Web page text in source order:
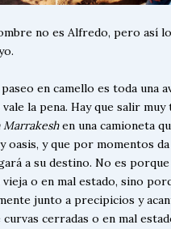
no es Alfredo, pero así
en camello es toda una
la pena. Hay que salir
en una camioneta
oasis, y que por momentos
a su destino. No es porque
vieja o en mal estado, sino
junto a precipicios y
cerradas o en mal